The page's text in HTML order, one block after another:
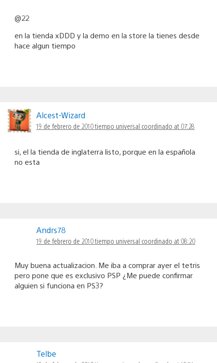
@22
en la tienda xDDD y la demo en la store la tienes desde
hace algun tiempo
Alcest-Wizard
19 de febrero de 2010 tiempo universal coordinado at 07:28
si, el la tienda de inglaterra listo, porque en la española
no esta
Andrs78
19 de febrero de 2010 tiempo universal coordinado at 08:20
Muy buena actualizacion. Me iba a comprar ayer el tetris
pero pone que es exclusivo PSP ¿Me puede confirmar
alguien si funciona en PS3?
Telbe